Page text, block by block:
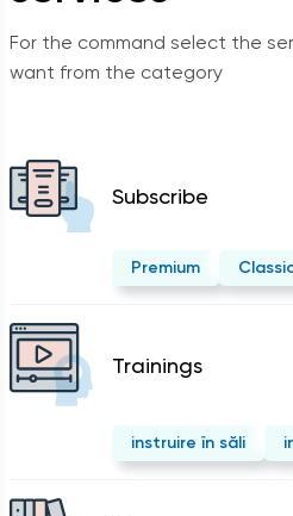
For the command select the
want from the category
Subscribe
Premium
Trainings
instruire în săli